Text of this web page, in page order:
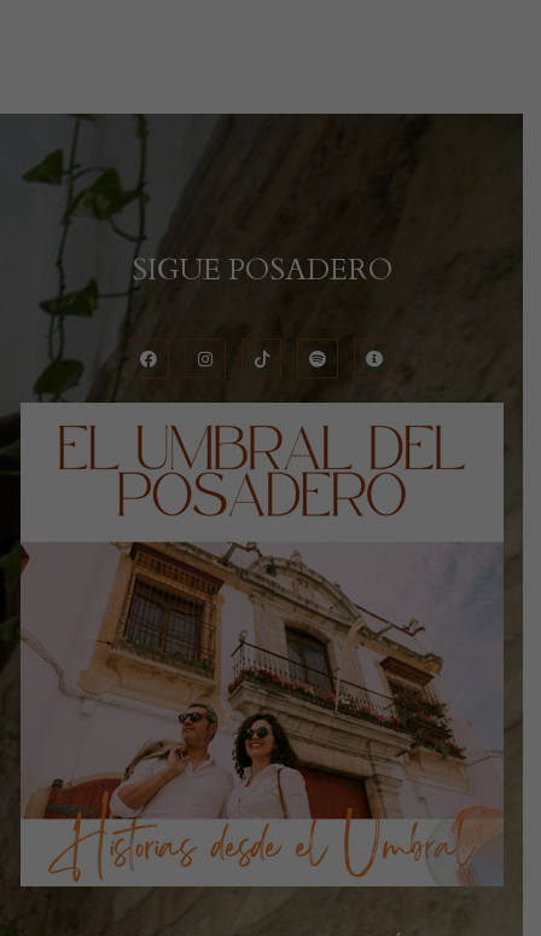
SIGUE POSADERO